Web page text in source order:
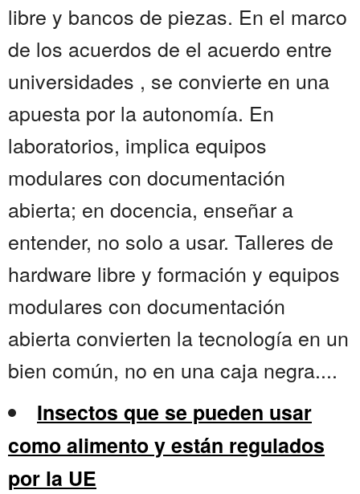
libre y bancos de piezas. En el marco
de los acuerdos de el acuerdo entre
universidades , se convierte en una
apuesta por la autonomía. En
laboratorios, implica equipos
modulares con documentación
abierta; en docencia, enseñar a
entender, no solo a usar. Talleres de
hardware libre y formación y equipos
modulares con documentación
abierta convierten la tecnología en un
bien común, no en una caja negra....
Insectos que se pueden usar
como alimento y están regulados
por la UE